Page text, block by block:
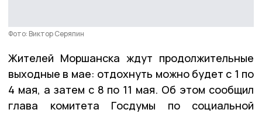
Фото: Виктор Серяпин
Жителей Моршанска ждут продолжительные
выходные в мае: отдохнуть можно будет с 1 по
4 мая, а затем с 8 по 11 мая. Об этом сообщил
глава комитета Госдумы по социальной